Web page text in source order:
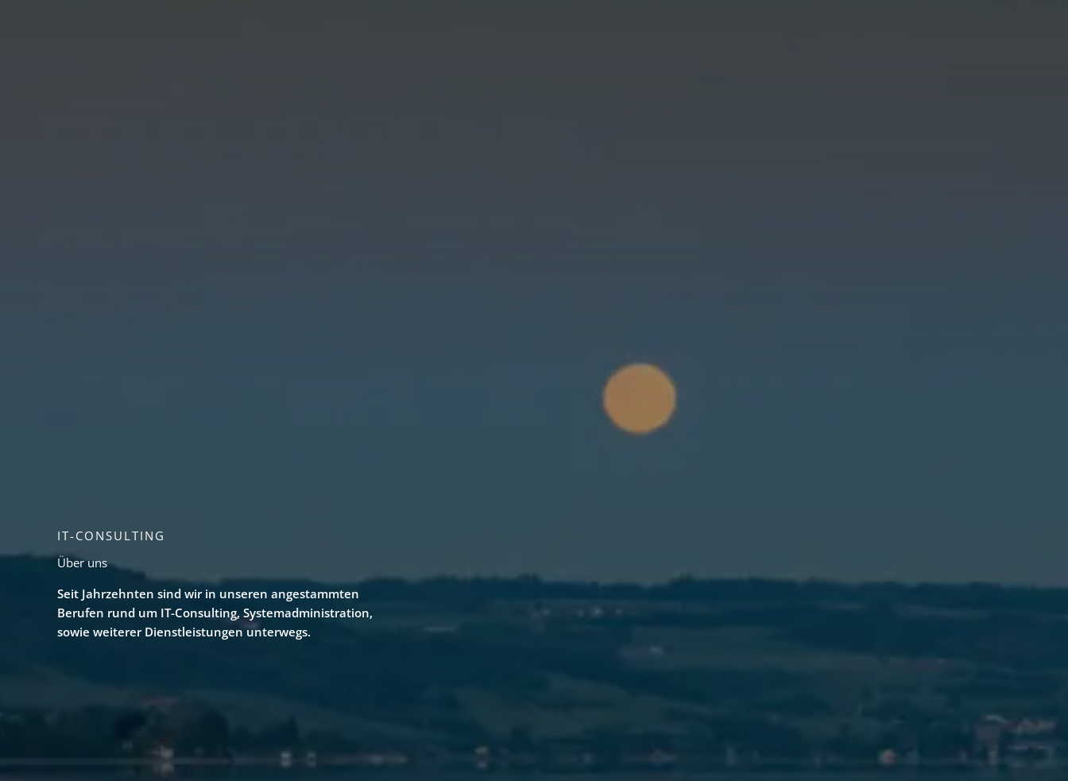
IT-CONSULTING​
Über uns
Seit Jahrzehnten sind wir in unseren angestammten
Berufen rund um IT-Consulting, Systemadministration,
sowie weiterer Dienstleistungen unterwegs.